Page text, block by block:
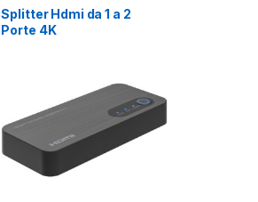
Splitter Hdmi da 1 a 2
Porte 4K